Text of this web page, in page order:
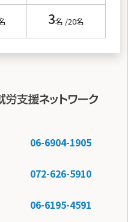
3名 /20名
06-6904-1905
072-626-5910
06-6195-4591